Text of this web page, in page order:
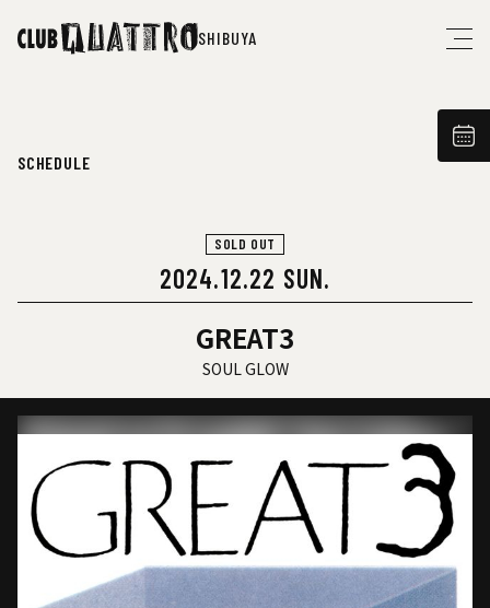
SHIBUYA
SCHEDULE
SOLD OUT
2024.12.22 SUN.
GREAT3
SOUL GLOW